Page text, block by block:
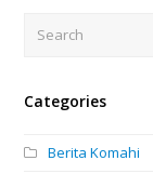
Categories
Berita Komahi